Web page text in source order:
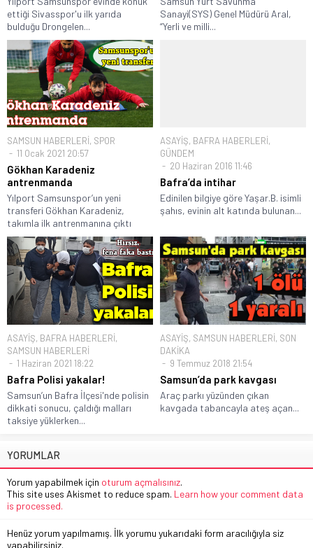
ettiği Sivasspor'u ilk yarıda
bulduğu Drongelen...
Sanayi(SYS) Genel Müdürü Aral,
“Yerli ve milli...
SAMSUN HABERLERİ, SPOR
11 Ocak 2021 20:57
Gökhan Karadeniz
antrenmanda
Yılport Samsunspor’un yeni
transferi Gökhan Karadeniz,
takımla ilk antrenmanına çıktı
ASAYİŞ, BAFRA HABERLERİ,
GÜNDEM
20 Haziran 2016 11:46
Bafra’da intihar
Edinilen bilgiye göre Yaşar.B. isimli
şahıs, evinin alt katında bulunan...
ASAYİŞ, BAFRA HABERLERİ,
SAMSUN HABERLERİ
1 Haziran 2021 18:22
Bafra Polisi yakalar!
Samsun’un Bafra İlçesi'nde polisin
dikkati sonucu, çaldığı malları
taksiye yüklerken...
ASAYİŞ, SAMSUN HABERLERİ, SON
DAKİKA
9 Temmuz 2018 21:54
Samsun’da park kavgası
Araç parkı yüzünden çıkan
kavgada tabancayla ateş açan...
YORUMLAR
Yorum yapabilmek için oturum açmalısınız.
This site uses Akismet to reduce spam. Learn how your comment data
is processed.
Henüz yorum yapılmamış. İlk yorumu yukarıdaki form aracılığıyla siz
yapabilirsiniz.